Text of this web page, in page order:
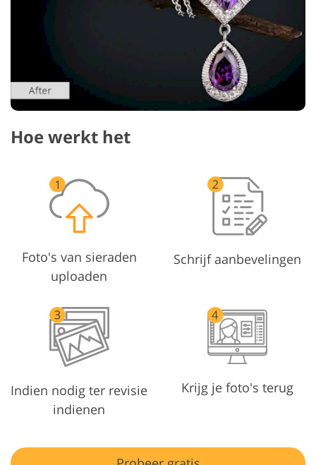
Hoe werkt het
Foto's van sieraden
uploaden
Schrijf aanbevelingen
Indien nodig ter revisie
indienen
Krijg je foto's terug